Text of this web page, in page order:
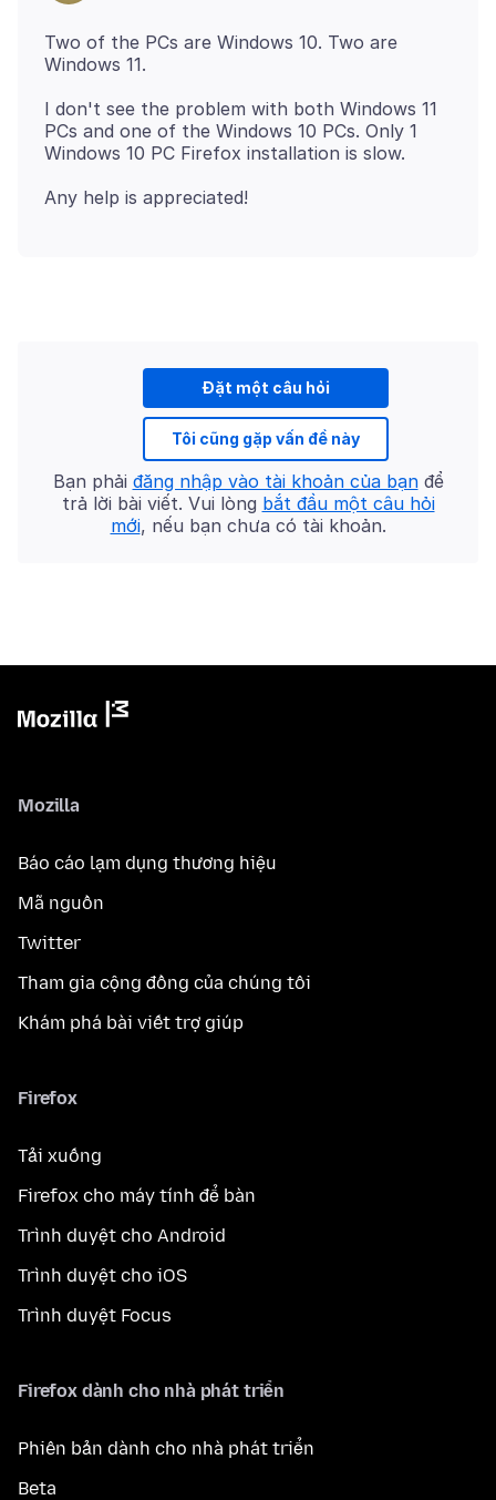
Two of the PCs are Windows 10. Two are
I don't see the problem with both Windows 11
PCs and one of the Windows 10 PCs. Only 1
Đặt một câu hỏi
Tôi cũng gặp vấn đề này
Bạn phải đăng nhập vào tài khoản của bạnđể
trả lời bài viết. Vui lòng bắt đầu một câu hỏi
mới, nếu bạn chưa có tài khoản.
Mozilla
Báo cáo lạm dụng thương hiệu
Mã nguồn
Twitter
Tham gia cộng đồng của chúng tôi
Khám phá bài viết trợ giúp
Firefox
Tải xuống
Firefox cho máy tính để bàn
Trình duyệt cho Android
Trình duyệt cho iOS
Trình duyệt Focus
Firefox dành cho nhà phát triển
Phiên bản dành cho nhà phát triển
Beta